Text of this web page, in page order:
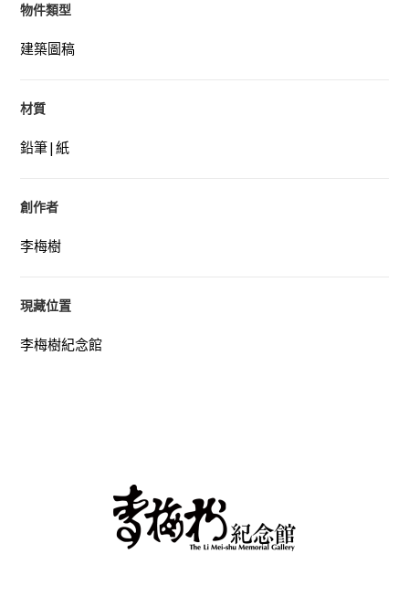
物件類型
建築圖稿
材質
鉛筆|紙
創作者
李梅樹
現藏位置
李梅樹紀念館